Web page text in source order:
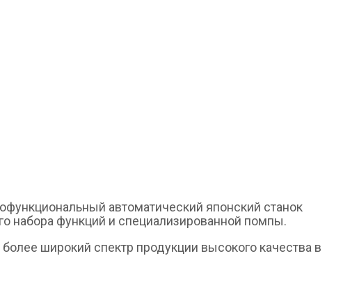
автоматический японский станок
набора функций и специализированной помпы.
широкий спектр продукции высокого качества в